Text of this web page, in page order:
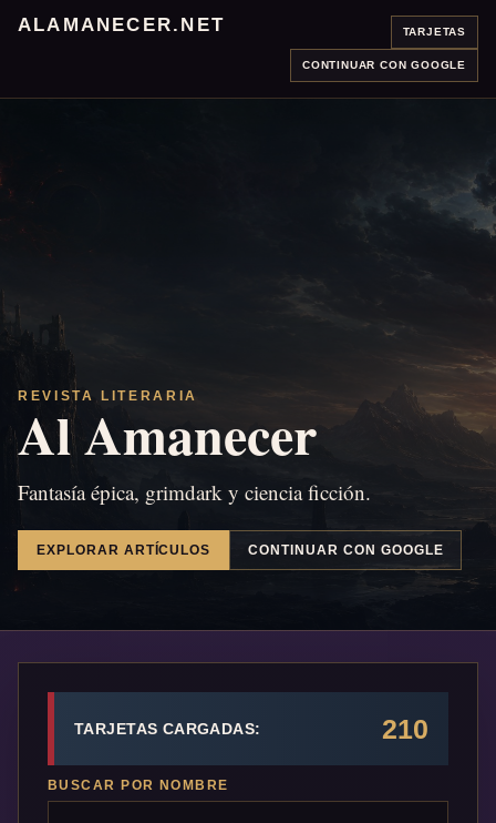
ALAMANECER.NET TARJETAS
CONTINUAR CON GOOGLE
REVISTA LITERARIA
Al Amanecer
Fantasía épica, grimdark y ciencia ficción.
EXPLORAR ARTÍCULOS CONTINUAR CON GOOGLE
TARJETAS CARGADAS: 210
BUSCAR POR NOMBRE